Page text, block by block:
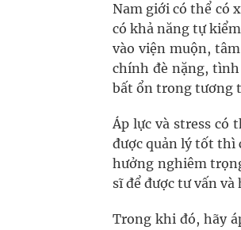
Nam giới có thể có
có khả năng tự
vào viện muộn,
chính đè nặng,
bất ổn trong tương
Áp lực và stress có
được quản lý tốt thì
hưởng nghiêm
sĩ để được tư vấn và
Trong khi đó, hãy